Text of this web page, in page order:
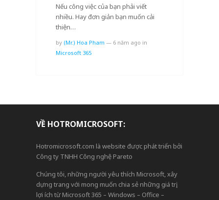
Nếu công việc của bạn phải viết
nhiều. Hay đơn giản bạn muốn cải
thiện…
by (Mr.) Hoa Pham — 6 năm ago in
Microsoft 365
VỀ HOTROMICROSOFT:
Hotromicrosoft.com là website được phát triển bởi
Công ty TNHH Công nghệ Pareto
Chúng tôi, những người yêu thích Microsoft, xây
dựng trang với mong muốn chia sẻ những giá trị,
lợi ích từ Microsoft 365 – Windows – Office –